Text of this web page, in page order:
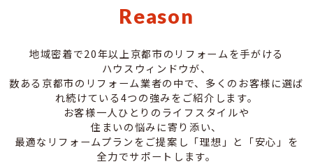
Reason
地域密着で20年以上京都市のリフォームを手がける
ハウスウィンドウが、
数ある京都市のリフォーム業者の中で、多くのお客様に選ば
れ続けている4つの強みをご紹介します。
お客様一人ひとりのライフスタイルや
住まいの悩みに寄り添い、
最適なリフォームプランをご提案し「理想」と「安心」を
全力でサポートします。